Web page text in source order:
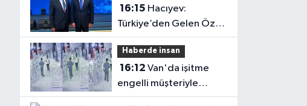
Ziyaret
16:15
Türkiye’den Gelen Öz
Evine Gelir
Haberde insan
16:12
engelli müşteriyle
halaylı pazarlık